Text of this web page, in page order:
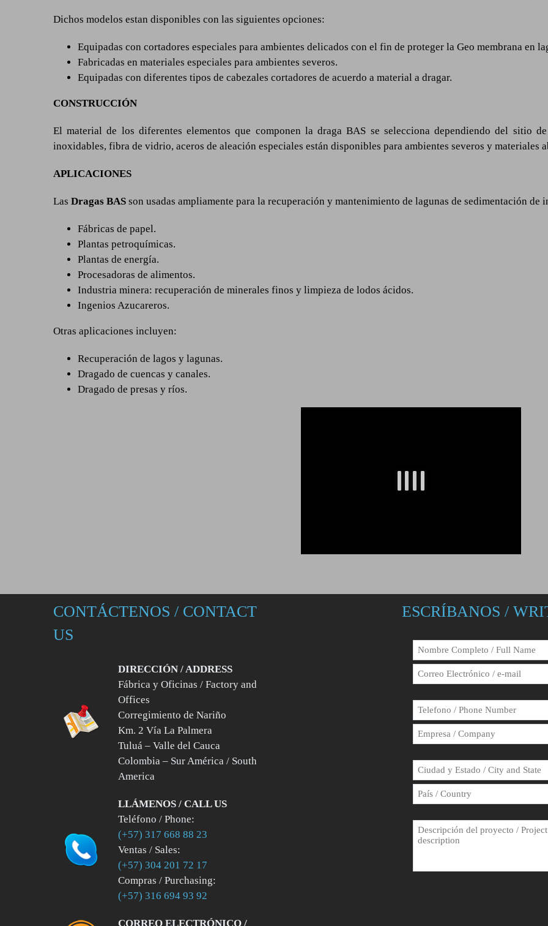
Dichos modelos estan disponibles con las siguientes opciones:
Equipadas con cortadores especiales para ambientes delicados con el fin de proteger la Geo membrana en
Fabricadas en materiales especiales para ambientes severos.
Equipadas con diferentes tipos de cabezales cortadores de acuerdo a material a dragar.
CONSTRUCCIÓN
El material de los diferentes elementos que componen la draga BAS se selecciona dependiendo del sitio
inoxidables, fibra de vidrio, aceros de aleación especiales están disponibles para ambientes severos y materiales
APLICACIONES
Las Dragas BAS son usadas ampliamente para la recuperación y mantenimiento de lagunas de sedimentación de
Fábricas de papel.
Plantas petroquímicas.
Plantas de energía.
Procesadoras de alimentos.
Industria minera: recuperación de minerales finos y limpieza de lodos ácidos.
Ingenios Azucareros.
Otras aplicaciones incluyen:
Recuperación de lagos y lagunas.
Dragado de cuencas y canales.
Dragado de presas y ríos.
CONTÁCTENOS / CONTACT
US
DIRECCIÓN / ADDRESS
Fábrica y Oficinas / Factory and
Offices
Corregimiento de Nariño
Km. 2 Vía La Palmera
Tuluá – Valle del Cauca
Colombia – Sur América / South
America
LLÁMENOS / CALL US
Teléfono / Phone:
(+57) 317 668 88 23
Ventas / Sales:
(+57) 304 201 72 17
Compras / Purchasing:
(+57) 316 694 93 92
CORREO ELECTRÓNICO /
ESCRÍBANOS /